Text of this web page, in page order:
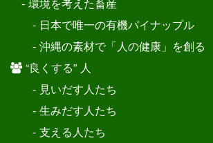
- 日本で唯一の有機パイナップル
- 沖縄の素材で「人の健康」を創る
“良くする” 人
- 見いだす人たち
- 生みだす人たち
- 支える人たち